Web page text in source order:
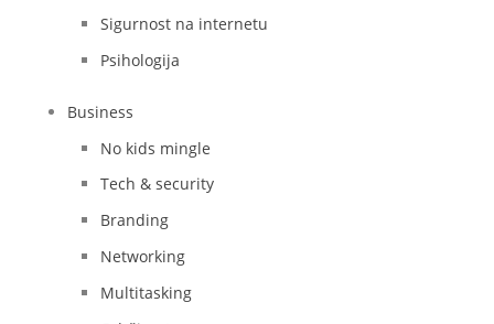
Sigurnost na internetu
Psihologija
Business
No kids mingle
Tech & security
Branding
Networking
Multitasking